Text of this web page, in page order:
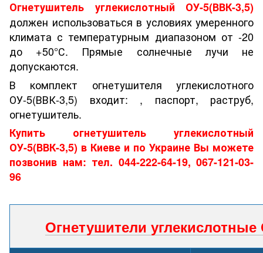
Огнетушитель углекислотный ОУ-5(ВВК-3,5)
должен использоваться в условиях умеренного
климата с температурным диапазоном от -20
до +50°С. Прямые солнечные лучи не
допускаются.
В комплект огнетушителя углекислотного
ОУ-5(ВВК-3,5) входит: , паспорт, раструб,
огнетушитель.
Купить огнетушитель углекислотный
ОУ-5(ВВК-3,5) в Киеве и по Украине Вы можете
позвонив нам: тел. 044-222-64-19, 067-121-03-
96
Огнетушители углекислотные